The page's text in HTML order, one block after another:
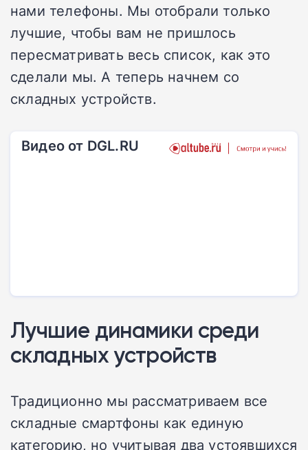
нами телефоны. Мы отобрали только
лучшие, чтобы вам не пришлось
пересматривать весь список, как это
сделали мы. А теперь начнем со
складных устройств.
Видео от DGL.RU
Лучшие динамики среди
складных устройств
Традиционно мы рассматриваем все
складные смартфоны как единую
категорию, но учитывая два устоявшихся